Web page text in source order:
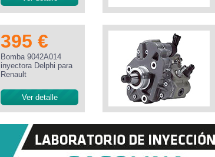
395 €
Bomba 9042A014
inyectora Delphi para
Renault
Ver detalle